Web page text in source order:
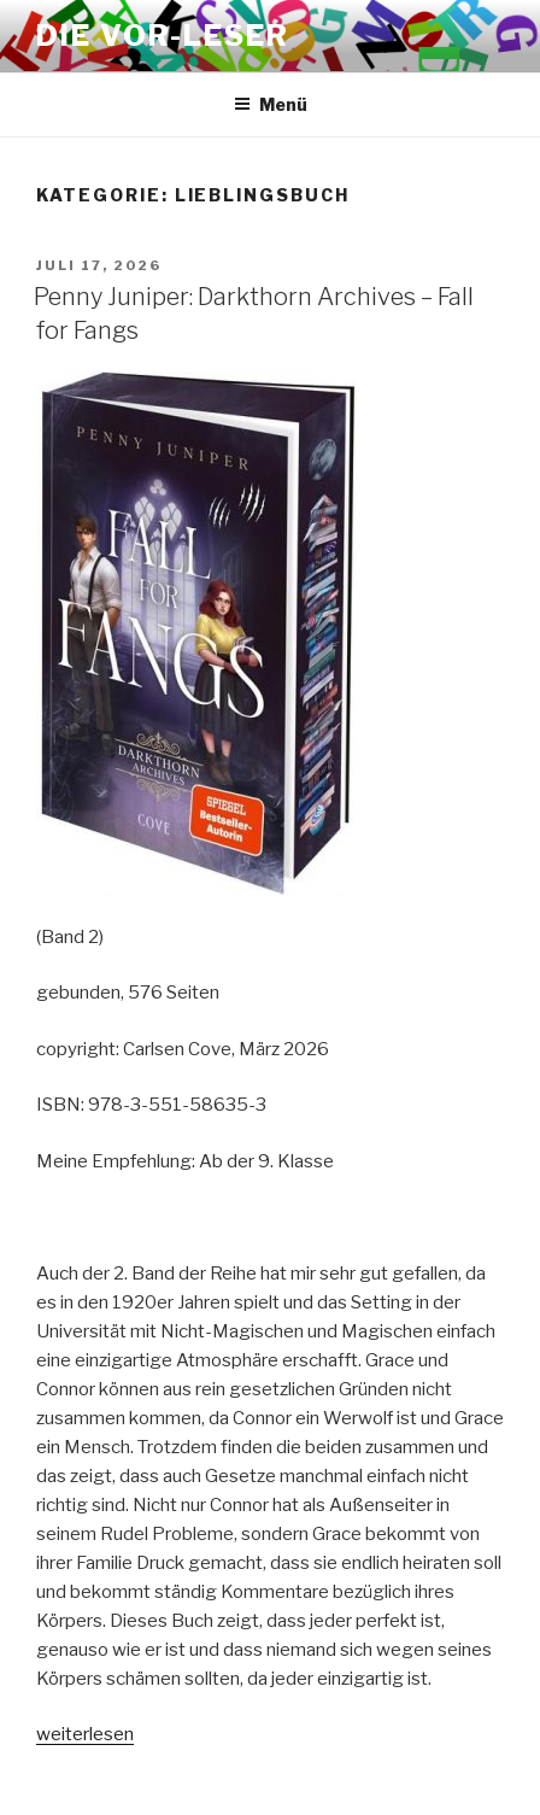
Zum
Inhalt
springen
DIE VOR-LESER
Menü
KATEGORIE: LIEBLINGSBUCH
VERÖFFENTLICHT
AM
JULI 17, 2026
Penny Juniper: Darkthorn Archives – Fall
for Fangs
(Band 2)
gebunden, 576 Seiten
copyright: Carlsen Cove, März 2026
ISBN: 978-3-551-58635-3
Meine Empfehlung: Ab der 9. Klasse
Auch der 2. Band der Reihe hat mir sehr gut gefallen, da
es in den 1920er Jahren spielt und das Setting in der
Universität mit Nicht-Magischen und Magischen einfach
eine einzigartige Atmosphäre erschafft. Grace und
Connor können aus rein gesetzlichen Gründen nicht
zusammen kommen, da Connor ein Werwolf ist und Grace
ein Mensch. Trotzdem finden die beiden zusammen und
das zeigt, dass auch Gesetze manchmal einfach nicht
richtig sind. Nicht nur Connor hat als Außenseiter in
seinem Rudel Probleme, sondern Grace bekommt von
ihrer Familie Druck gemacht, dass sie endlich heiraten soll
und bekommt ständig Kommentare bezüglich ihres
Körpers. Dieses Buch zeigt, dass jeder perfekt ist,
genauso wie er ist und dass niemand sich wegen seines
Körpers schämen sollten, da jeder einzigartig ist.
„Penny
weiterlesen